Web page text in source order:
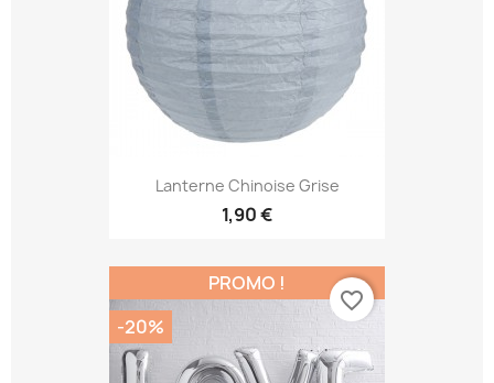
Lanterne Chinoise Grise
1,90 €
PROMO !
-20%
favorite_border